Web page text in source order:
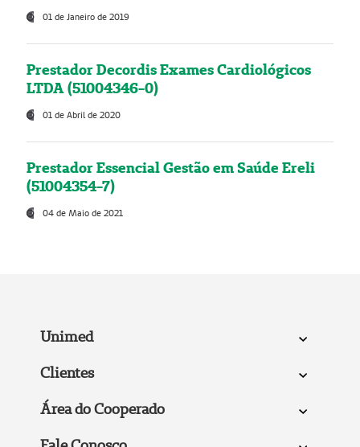
01 de Janeiro de 2019
Prestador Decordis Exames Cardiológicos
LTDA (51004346-0)
01 de Abril de 2020
Prestador Essencial Gestão em Saúde Ereli
(51004354-7)
04 de Maio de 2021
Unimed
Clientes
Área do Cooperado